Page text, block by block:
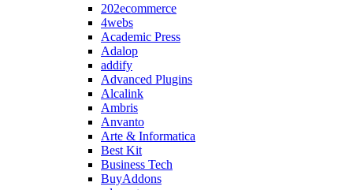
202ecommerce
4webs
Academic Press
Adalop
addify
Advanced Plugins
Alcalink
Ambris
Anvanto
Arte & Informatica
Best Kit
Business Tech
BuyAddons